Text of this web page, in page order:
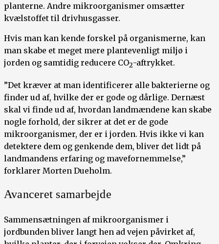
planterne. Andre mikroorganismer omsætter
kvælstoffet til drivhusgasser.
Hvis man kan kende forskel på organismerne, kan
man skabe et meget mere plantevenligt miljø i
jorden og samtidig reducere CO2-aftrykket.
”Det kræver at man identificerer alle bakterierne og
finder ud af, hvilke der er gode og dårlige. Dernæst
skal vi finde ud af, hvordan landmændene kan skabe
nogle forhold, der sikrer at det er de gode
mikroorganismer, der er i jorden. Hvis ikke vi kan
detektere dem og genkende dem, bliver det lidt på
landmandens erfaring og mavefornemmelse,”
forklarer Morten Dueholm.
Avanceret samarbejde
Sammensætningen af mikroorganismer i
jordbunden bliver langt hen ad vejen påvirket af,